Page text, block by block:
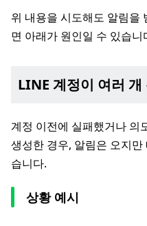
위 내용을 시도해도 알림을
면 아래가 원인일 수 있습니
LINE 계정이 여러 개
계정 이전에 실패했거나 의
생성한 경우, 알림은 오지
습니다.
상황 예시